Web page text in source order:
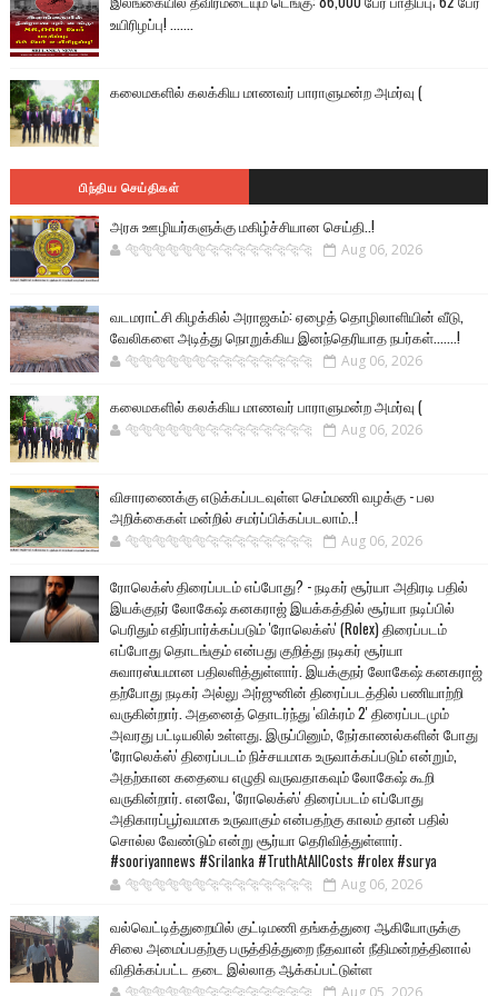
உயிரிழப்பு! .......
கலைமகளில் கலக்கிய மாணவர் பாராளுமன்ற அமர்வு (
பிந்திய செய்திகள்
அரசு ஊழியர்களுக்கு மகிழ்ச்சியான செய்தி..!
🐅🐅🐅🐅🐅🐅🐆🐆🐆🐆🐆🐆🐆🐆 Aug 06, 2026
வடமராட்சி கிழக்கில் அராஜகம்: ஏழைத் தொழிலாளியின் வீடு,
வேலிகளை அடித்து நொறுக்கிய இனந்தெரியாத நபர்கள்.......!
🐅🐅🐅🐅🐅🐅🐆🐆🐆🐆🐆🐆🐆🐆 Aug 06, 2026
கலைமகளில் கலக்கிய மாணவர் பாராளுமன்ற அமர்வு (
🐅🐅🐅🐅🐅🐅🐆🐆🐆🐆🐆🐆🐆🐆 Aug 06, 2026
விசாரணைக்கு எடுக்கப்படவுள்ள செம்மணி வழக்கு - பல
அறிக்கைகள் மன்றில் சமர்ப்பிக்கப்படலாம்..!
🐅🐅🐅🐅🐅🐅🐆🐆🐆🐆🐆🐆🐆🐆 Aug 06, 2026
ரோலெக்ஸ் திரைப்படம் எப்போது? - நடிகர் சூர்யா அதிரடி பதில்
இயக்குநர் லோகேஷ் கனகராஜ் இயக்கத்தில் சூர்யா நடிப்பில்
பெரிதும் எதிர்பார்க்கப்படும் 'ரோலெக்ஸ்' (Rolex) திரைப்படம்
எப்போது தொடங்கும் என்பது குறித்து நடிகர் சூர்யா
சுவாரஸ்யமான பதிலளித்துள்ளார். இயக்குநர் லோகேஷ் கனகராஜ்
தற்போது நடிகர் அல்லு அர்ஜுனின் திரைப்படத்தில் பணியாற்றி
வருகின்றார். அதனைத் தொடர்ந்து 'விக்ரம் 2' திரைப்படமும்
அவரது பட்டியலில் உள்ளது. இருப்பினும், நேர்காணல்களின் போது
'ரோலெக்ஸ்' திரைப்படம் நிச்சயமாக உருவாக்கப்படும் என்றும்,
அதற்கான கதையை எழுதி வருவதாகவும் லோகேஷ் கூறி
வருகின்றார். எனவே, 'ரோலெக்ஸ்' திரைப்படம் எப்போது
அதிகாரப்பூர்வமாக உருவாகும் என்பதற்கு காலம் தான் பதில்
சொல்ல வேண்டும் என்று சூர்யா தெரிவித்துள்ளார்.
#sooriyannews #Srilanka #TruthAtAllCosts #rolex #surya
🐅🐅🐅🐅🐅🐅🐆🐆🐆🐆🐆🐆🐆🐆 Aug 06, 2026
வல்வெட்டித்துறையில் குட்டிமணி தங்கத்துரை ஆகியோருக்கு
சிலை அமைப்பதற்கு பருத்தித்துறை நீதவான் நீதிமன்றத்தினால்
விதிக்கப்பட்ட தடை இல்லாத ஆக்கப்பட்டுள்ள